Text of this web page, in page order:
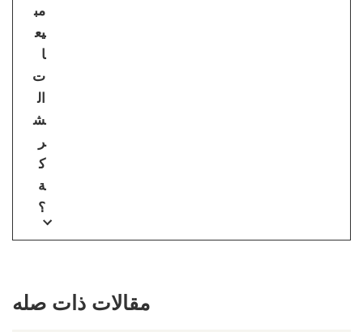
مب
يع
ا
ت
ال
ش
ر
ك
ة
؟
مقالات ذات صله